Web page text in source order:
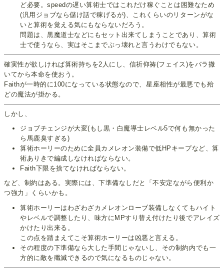
ど必要。speedの遅い算術士ではこれだけ稼ぐことは困難なため
(汎用ジョブなら儲け話で稼げるが)、これくらいのリターンがな
いと算術を覚える気にもならないだろう。
問題は、黒魔道士などにもセット出来てしまうことであり、算術
士で使うなら、実はそこまでぶっ壊れと言うわけでもない。
確実性が欲しければ算術持ちを2人にし、信祈仰祷(フェイス)をバラ撒
いてから本命を使おう。
Faithが一時的に100になっている状態なので、星座相性が最悪でも殆
どの魔法が掛かる。
しかし、
ジョブチェンジが大変(もし黒・白魔導士レベル5で何も無かった
ら馬鹿臭すぎる)
算術ホーリーのために全員カメレオン装備で低HPキープなど、算
術ありきで編成しなければならない。
Faith下限を捨てなければならない。
など、制約はある。実際には、下準備なしだと「不安定ながら便利か
つ強力」くらいかも。
算術ホーリーはわざわざカメレオンローブ装備しなくてもハイト
やレベルで調整したり、味方にMPすり替え付けたり後でアレイズ
かけたり出来る。
この点を踏まえてこそ算術ホーリーは凶悪と言える。
その程度の下準備なら大した手間じゃないし、その制約内でも一
方的に敵を殲滅できるので気になるものじゃない。